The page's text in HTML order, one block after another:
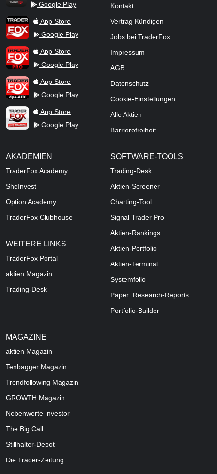
TraderFox Flash
Google Play
TraderFox AppApp Store
Google Play
TraderFox ProApp Store
Google Play
TraderFox dpa-AFX ProFeed
App Store
Google Play
TraderFox Live Trading
App Store
Google Play
Kontakt
Vertrag Kündigen
Jobs bei TraderFox
Impressum
AGB
Datenschutz
Cookie-Einstellungen
Alle Aktien
Barrierefreiheit
AKADEMIEN
TraderFox Academy
SheInvest
Option Academy
TraderFox Clubhouse
WEITERE LINKS
TraderFox Portal
aktien Magazin
Trading-Desk
SOFTWARE-TOOLS
Trading-Desk
Aktien-Screener
Charting-Tool
Signal Trader Pro
Aktien-Rankings
Aktien-Portfolio
Aktien-Terminal
Systemfolio
Paper: Research-Reports
Portfolio-Builder
MAGAZINE
aktien Magazin
Tenbagger Magazin
Trendfollowing Magazin
GROWTH Magazin
Nebenwerte Investor
The Big Call
Stillhalter-Depot
Die Trader-Zeitung